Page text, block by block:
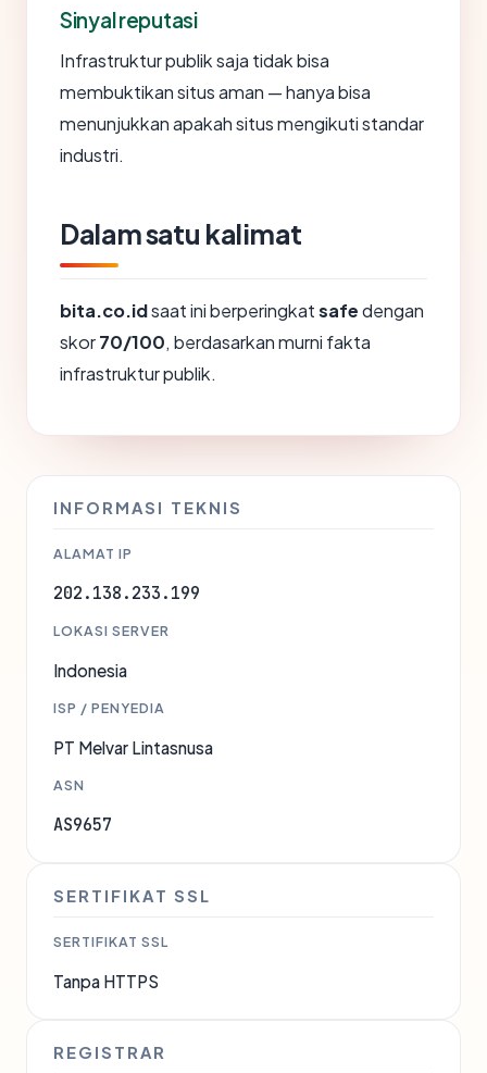
Sinyal reputasi
Infrastruktur publik saja tidak bisa
membuktikan situs aman — hanya bisa
menunjukkan apakah situs mengikuti standar
industri.
Dalam satu kalimat
bita.co.idsaat ini berperingkatsafedengan
skor70/100, berdasarkan murni fakta
infrastruktur publik.
INFORMASI TEKNIS
ALAMAT IP
202.138.233.199
LOKASI SERVER
Indonesia
ISP / PENYEDIA
PT Melvar Lintasnusa
ASN
AS9657
SERTIFIKAT SSL
SERTIFIKAT SSL
Tanpa HTTPS
REGISTRAR